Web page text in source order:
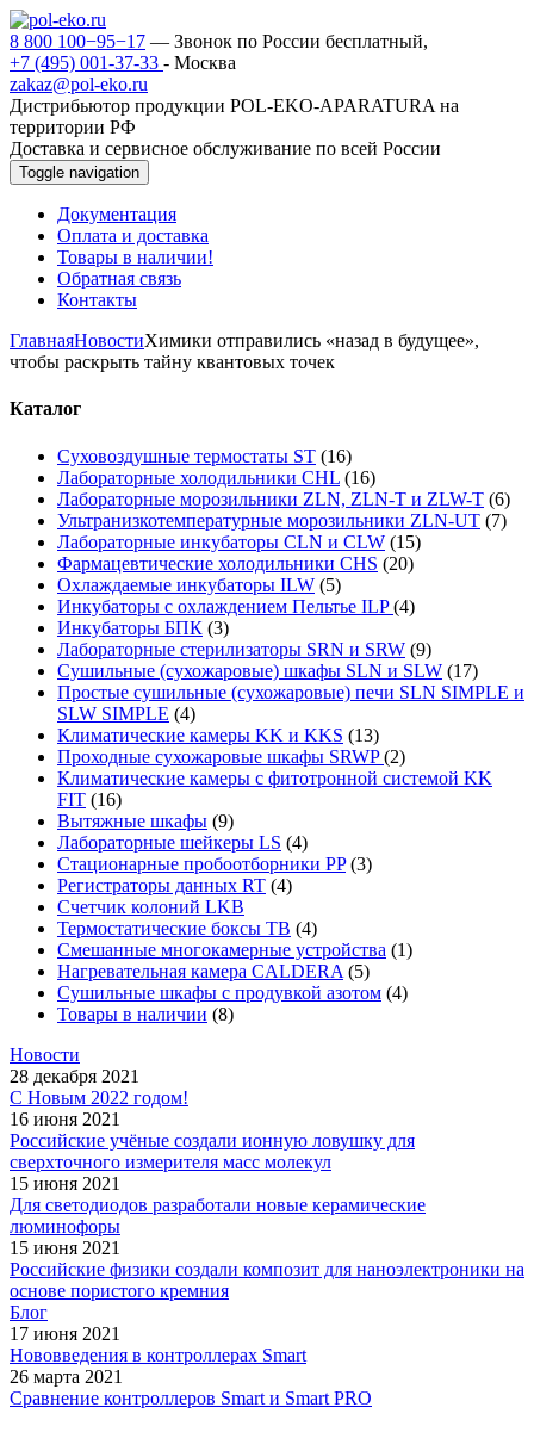
8 800 100−95−17 — Звонок по России бесплатный,
+7 (495) 001-37-33 - Москва
zakaz@pol-eko.ru
Дистрибьютор продукции POL-EKO-APARATURA на
территории РФ
Доставка и сервисное обслуживание по всей России
Toggle navigation
Документация
Оплата и доставка
Товары в наличии!
Обратная связь
Контакты
ГлавнаяНовостиХимики отправились «назад в будущее»,
чтобы раскрыть тайну квантовых точек
Каталог
Суховоздушные термостаты ST (16)
Лабораторные холодильники CHL (16)
Лабораторные морозильники ZLN, ZLN-T и ZLW-T (6)
Ультранизкотемпературные морозильники ZLN-UT (7)
Лабораторные инкубаторы CLN и CLW (15)
Фармацевтические холодильники CHS (20)
Охлаждаемые инкубаторы ILW (5)
Инкубаторы с охлаждением Пельтье ILP(4)
Инкубаторы БПК (3)
Лабораторные стерилизаторы SRN и SRW (9)
Сушильные (сухожаровые) шкафы SLN и SLW (17)
Простые сушильные (сухожаровые) печи SLN SIMPLE и
SLW SIMPLE (4)
Климатические камеры KK и KKS (13)
Проходные сухожаровые шкафы SRWP(2)
Климатические камеры с фитотронной системой KK
FIT (16)
Вытяжные шкафы (9)
Лабораторные шейкеры LS (4)
Стационарные пробоотборники PP (3)
Регистраторы данных RT (4)
Счетчик колоний LKB
Термостатические боксы TB (4)
Смешанные многокамерные устройства (1)
Нагревательная камера CALDERA (5)
Сушильные шкафы с продувкой азотом (4)
Товары в наличии (8)
Новости
28 декабря 2021
С Новым 2022 годом!
16 июня 2021
Российские учёные создали ионную ловушку для
сверхточного измерителя масс молекул
15 июня 2021
Для светодиодов разработали новые керамические
люминофоры
15 июня 2021
Российские физики создали композит для наноэлектроники на
основе пористого кремния
Блог
17 июня 2021
Нововведения в контроллерах Smart
26 марта 2021
Сравнение контроллеров Smart и Smart PRO